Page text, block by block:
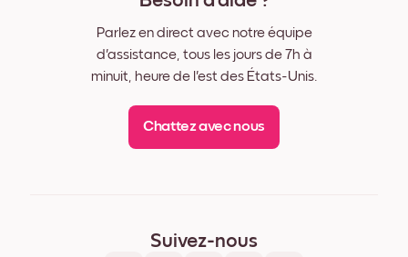
Parlez en direct avec notre équipe
d'assistance, tous les jours de 7h à
minuit, heure de l'est des États-Unis.
Chattez avec nous
Suivez-nous